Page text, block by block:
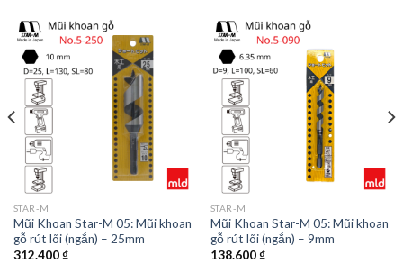
STAR-M
Mũi Khoan Star-M 05: Mũi khoan
gỗ rút lõi (ngắn) – 25mm
312.400₫
STAR-M
Mũi Khoan Star-M 05: Mũi khoan
gỗ rút lõi (ngắn) – 9mm
138.600₫